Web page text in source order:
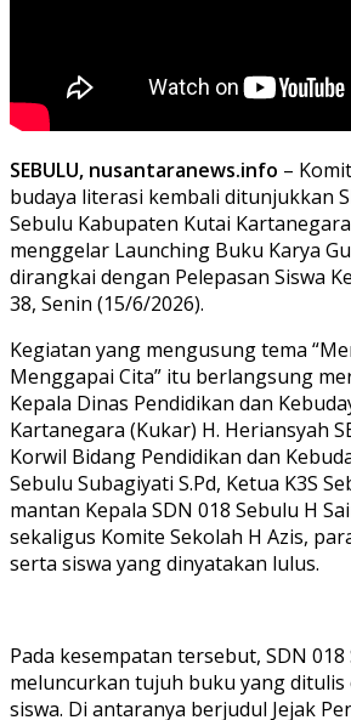
SEBULU, nusantaranews.info –
budaya literasi kembali ditunjukkan
Sebulu Kabupaten Kutai
menggelar Launching Buku Karya
dirangkai dengan Pelepasan Siswa
38, Senin (15/6/2026).
Kegiatan yang mengusung tema
Menggapai Cita” itu berlangsung
Kepala Dinas Pendidikan dan
Kartanegara (Kukar) H. Heriansyah
Korwil Bidang Pendidikan dan
Sebulu Subagiyati S.Pd, Ketua K3S
mantan Kepala SDN 018 Sebulu H
sekaligus Komite Sekolah H Azis,
serta siswa yang dinyatakan lulus.
Pada kesempatan tersebut, SDN 018
meluncurkan tujuh buku yang
siswa. Di antaranya berjudul Jejak